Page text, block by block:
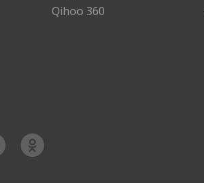
Qihoo 360